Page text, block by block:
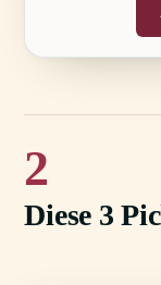
2
Diese 3